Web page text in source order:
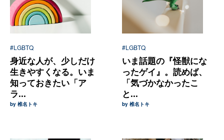
#LGBTQ
身近な人が、少しだけ
生きやすくなる。いま
知っておきたい「ア
ラ...
by 椎名トキ
#LGBTQ
いま話題の『怪獣にな
ったゲイ』。読めば、
「気づかなかったこ
と...
by 椎名トキ